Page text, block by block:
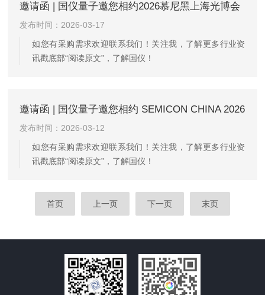
验室已通过场地科学布局与硬件扩容，实现化性实验、切
片实验两大核心环节产能提升超50%。如今SEM-4000X投
用，让实验室实现从“效率提升”到“精度升级”的关键跨越。
高清成像，精准捕捉微纳细节专为半导体失效分析...
邀请函 | 国仪量子邀您相约2026慕尼黑上海光博会
发布时间：2026-03-17
如您有采购需求欢迎联系我们！关注我，了解更多行业资
讯戳底部“阅读原文”，了解国仪！
邀请函 | 国仪量子邀您相约 SEMICON CHINA 2026
发布时间：2026-03-12
如您有采购需求欢迎联系我们！关注我，了解更多行业资
讯戳底部“阅读原文”，了解国仪！
首页 上一页 下一页 末页